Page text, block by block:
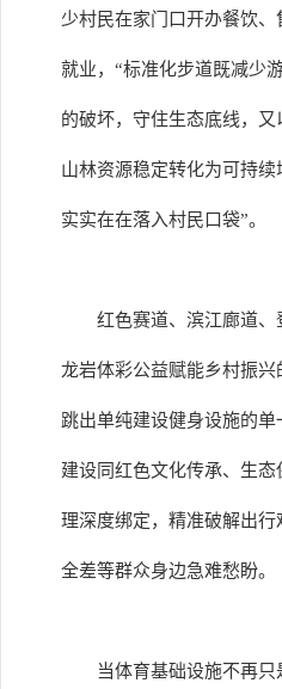
少村民在家门口开办餐饮
就业，“标准化步道既减少
的破坏，守住生态底线，
山林资源稳定转化为可持续
实实在在落入村民口袋”。
红色赛道、滨江廊道
龙岩体彩公益赋能乡村振
跳出单纯建设健身设施的
建设同红色文化传承、生
理深度绑定，精准破解出
全差等群众身边急难愁盼。
当体育基础设施不再